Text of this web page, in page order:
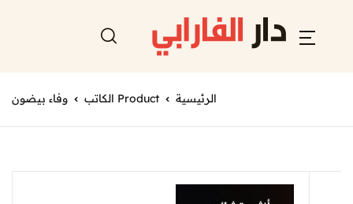
الرئيسية Product الكاتب وفاء بيضون